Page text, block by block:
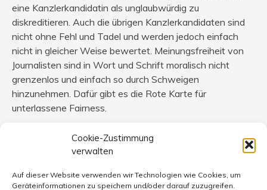
Cookie-Zustimmung
verwalten
Auf dieser Website verwenden wir Technologien wie Cookies, um
Geräteinformationen zu speichern und/oder darauf zuzugreifen.
eine Kanzlerkandidatin als unglaubwürdig zu
diskreditieren. Auch die übrigen Kanzlerkandidaten sind
nicht ohne Fehl und Tadel und werden jedoch einfach
nicht in gleicher Weise bewertet. Meinungsfreiheit von
Journalisten sind in Wort und Schrift moralisch nicht
grenzenlos und einfach so durch Schweigen
hinzunehmen. Dafür gibt es die Rote Karte für
unterlassene Fairness.
Hans Möller sagt:
17. Juli 2021 um 8:50 Uhr